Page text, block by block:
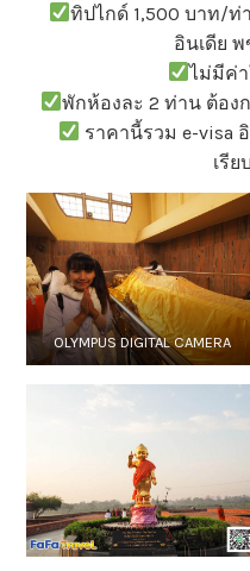
ทิปไกด์ 1,500 บาท/ท่
อินเดีย
ไม่มีค่า
พักห้องละ 2 ท่าน ต้อง
ราคานี้รวม e-visa
เรีย
OLYMPUS DIGITAL CAMERA